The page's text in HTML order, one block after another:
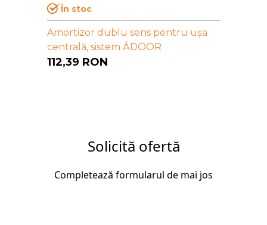
În stoc
Amortizor dublu sens pentru ușa
centrală, sistem ÄDOOR
112,39 RON
Solicită ofertă
Completează formularul de mai jos